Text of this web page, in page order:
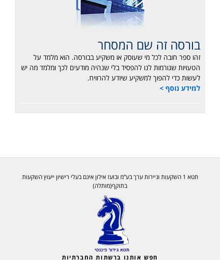
בורסה זה שם המסחר
זהו ספר חובה לכל מי שעוסק או משקיע בבורסה. הוא מלמד על
הטעויות שגורמות לנו להפסיד בלי שנהיה מודעים לכך ומלמד מה יש
לעשות כדי להפוך למשקיע שיודע להרוויח.
למידע נוסף >
תטא 1 השקעות וניירות ערך בע”מ ובועז אילון אינם בעלי רישיון ייעוץ השקעות
בתוקף(מותלה)
חפש אותנו ברשתות החברתיות